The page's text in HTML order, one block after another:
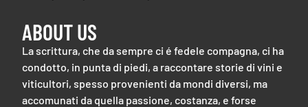
ABOUT US
La scrittura, che da sempre ci é fedele compagna, ci ha
condotto, in punta di piedi, a raccontare storie di vini e
viticultori, spesso provenienti da mondi diversi, ma
accomunati da quella passione, costanza, e forse